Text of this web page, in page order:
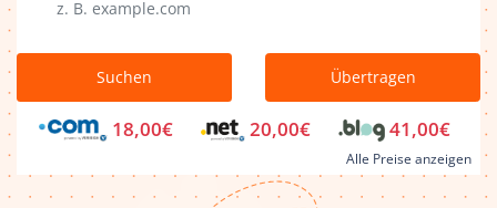
Suchen Übertragen
18,00€ 20,00€ 41,00€
Alle Preise anzeigen